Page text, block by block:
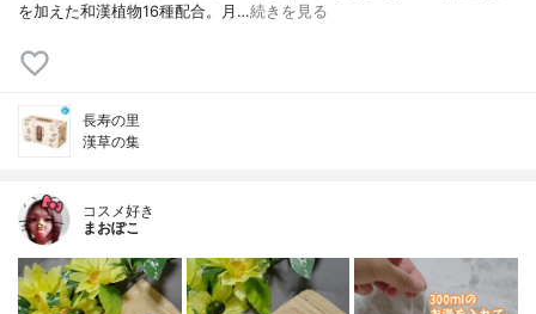
を加えた和漢植物16種配合。月…続きを見る
長寿の里
漢草の集
コスメ好き
まおぽこ